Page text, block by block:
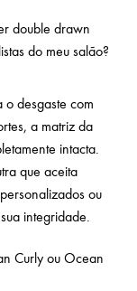
double drawn
do meu salão?
o desgaste com
a matriz da
intacta.
que aceita
ou
integridade.
Curly ou Ocean